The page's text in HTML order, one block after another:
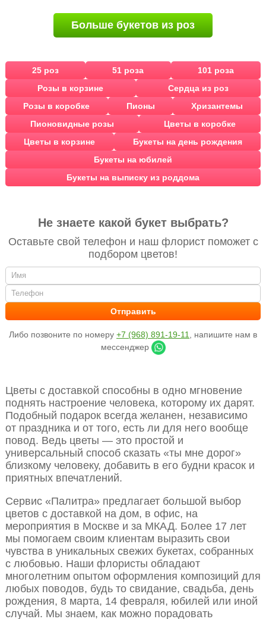
Больше букетов из роз
25 роз 51 роза
101 роза
Розы в корзине
Сердца из роз
Розы в коробке
Пионы
Хризантемы
Пионовидные розы
Цветы в коробке
Цветы в корзине
Букеты на день рождения
Букеты на юбилей
Букеты на выписку из роддома
Не знаете какой букет выбрать?
Оставьте свой телефон и наш флорист поможет с
подбором цветов!
Либо позвоните по номеру +7 (968) 891-19-11
, напишите нам в
мессенджер
Цветы с доставкой способны в одно мгновение
поднять настроение человека, которому их дарят.
Подобный подарок всегда желанен, независимо
от праздника и от того, есть ли для него вообще
повод. Ведь цветы — это простой и
универсальный способ сказать «ты мне дорог»
близкому человеку, добавить в его будни красок и
приятных впечатлений.
Сервис «Палитра» предлагает большой выбор
цветов с доставкой на дом, в офис, на
мероприятия в Москве и за МКАД. Более 17 лет
мы помогаем своим клиентам выразить свои
чувства в уникальных свежих букетах, собранных
с любовью. Наши флористы обладают
многолетним опытом оформления композиций для
любых поводов, будь то свидание, свадьба, день
рождения, 8 марта, 14 февраля, юбилей или иной
случай. Мы знаем, как можно порадовать